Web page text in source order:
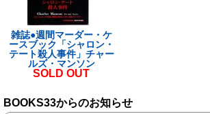
雑誌●週間マーダー・ケ
ースブック「シャロン・
テート殺人事件」チャー
ルズ・マンソン
SOLD OUT
BOOKS33からのお知らせ